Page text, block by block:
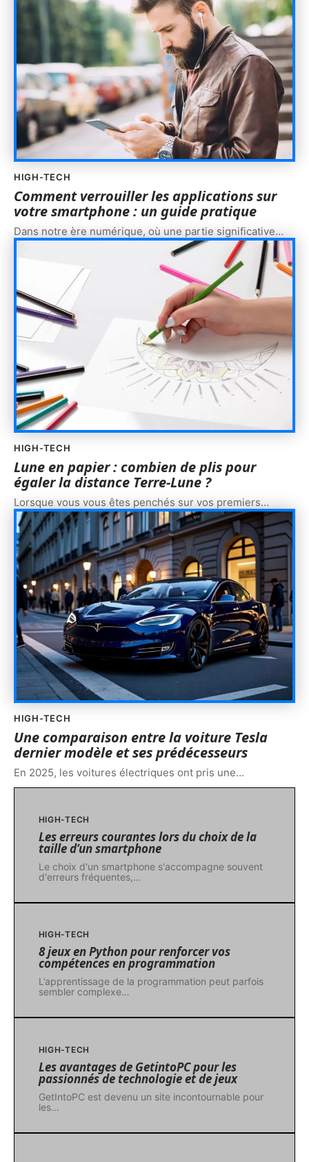
HIGH-TECH
Comment verrouiller les applications sur
votre smartphone : un guide pratique
Dans notre ère numérique, où une partie significative…
HIGH-TECH
Lune en papier : combien de plis pour
égaler la distance Terre-Lune ?
Lorsque vous vous êtes penchés sur vos premiers…
HIGH-TECH
Une comparaison entre la voiture Tesla
dernier modèle et ses prédécesseurs
En 2025, les voitures électriques ont pris une…
HIGH-TECH
Les erreurs courantes lors du choix de la
taille d’un smartphone
Le choix d'un smartphone s'accompagne souvent
d'erreurs fréquentes,…
HIGH-TECH
8 jeux en Python pour renforcer vos
compétences en programmation
L’apprentissage de la programmation peut parfois
sembler complexe…
HIGH-TECH
Les avantages de GetintoPC pour les
passionnés de technologie et de jeux
GetIntoPC est devenu un site incontournable pour
les…